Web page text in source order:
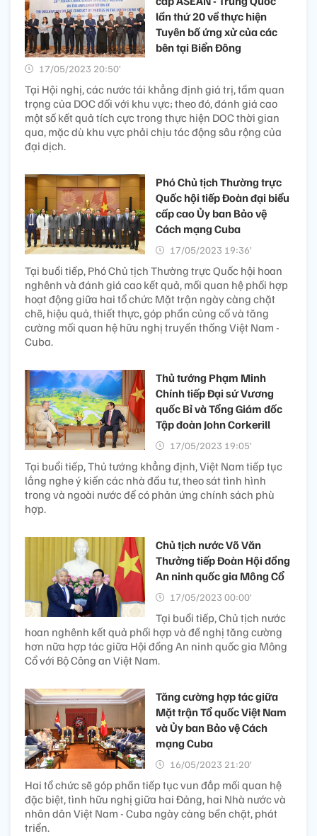
lần thứ 20 về thực hiện
Tuyên bố ứng xử của các
bên tại Biển Đông
17/05/2023 20:50’
Tại Hội nghị, các nước tái khẳng định giá trị, tầm quan
trọng của DOC đối với khu vực; theo đó, đánh giá cao
một số kết quả tích cực trong thực hiện DOC thời gian
qua, mặc dù khu vực phải chịu tác động sâu rộng của
đại dịch.
Phó Chủ tịch Thường trực
Quốc hội tiếp Đoàn đại biểu
cấp cao Ủy ban Bảo vệ
Cách mạng Cuba
17/05/2023 19:36’
Tại buổi tiếp, Phó Chủ tịch Thường trực Quốc hội hoan
nghênh và đánh giá cao kết quả, mối quan hệ phối hợp
hoạt động giữa hai tổ chức Mặt trận ngày càng chặt
chẽ, hiệu quả, thiết thực, góp phần củng cố và tăng
cường mối quan hệ hữu nghị truyền thống Việt Nam -
Cuba.
Thủ tướng Phạm Minh
Chính tiếp Đại sứ Vương
quốc Bỉ và Tổng Giám đốc
Tập đoàn John Corkerill
17/05/2023 19:05’
Tại buổi tiếp, Thủ tướng khẳng định, Việt Nam tiếp tục
lắng nghe ý kiến các nhà đầu tư, theo sát tình hình
trong và ngoài nước để có phản ứng chính sách phù
hợp.
Chủ tịch nước Võ Văn
Thưởng tiếp Đoàn Hội đồng
An ninh quốc gia Mông Cổ
17/05/2023 00:00’
Tại buổi tiếp, Chủ tịch nước
hoan nghênh kết quả phối hợp và đề nghị tăng cường
hơn nữa hợp tác giữa Hội đồng An ninh quốc gia Mông
Cổ với Bộ Công an Việt Nam.
Tăng cường hợp tác giữa
Mặt trận Tổ quốc Việt Nam
và Ủy ban Bảo vệ Cách
mạng Cuba
16/05/2023 21:20’
Hai tổ chức sẽ góp phần tiếp tục vun đắp mối quan hệ
đặc biệt, tình hữu nghị giữa hai Đảng, hai Nhà nước và
nhân dân Việt Nam - Cuba ngày càng bền chặt, phát
triển.